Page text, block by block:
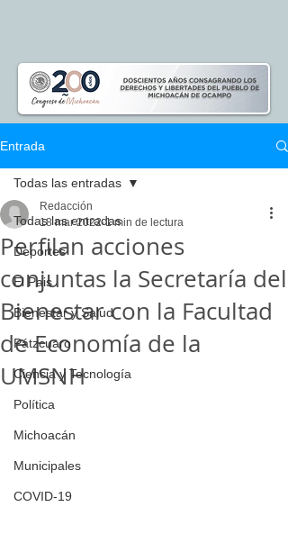
Entrada
Todas las entradas
Deportes
El Pais
Bienestar y Salud
Pátzcuaro
Ciencia y Tecnología
Política
Michoacán
Municipales
COVID-19
Todas las entradas
Perfilan acciones
conjuntas la Secretaría del
Bienestar con la Facultad
de Economía de la
UMSNH
Redacción
18 mar 2022 1 min de lectura